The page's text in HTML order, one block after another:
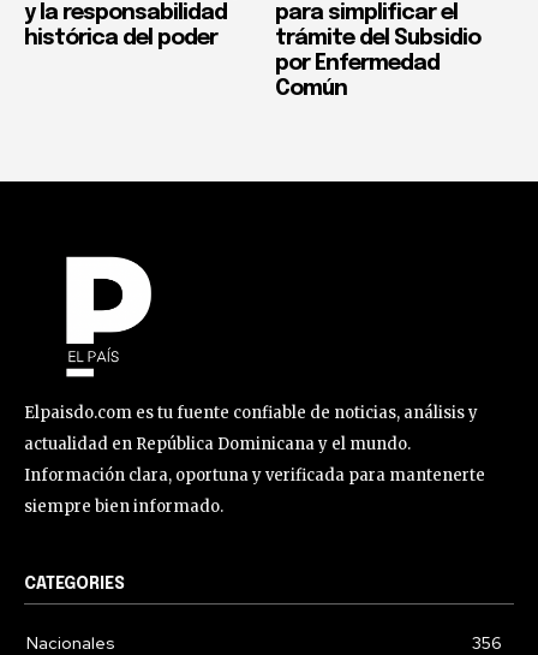
y la responsabilidad
histórica del poder
para simplificar el
trámite del Subsidio
por Enfermedad
Común
Elpaisdo.com es tu fuente confiable de noticias, análisis y
actualidad en República Dominicana y el mundo.
Información clara, oportuna y verificada para mantenerte
siempre bien informado.
CATEGORIES
Nacionales
356